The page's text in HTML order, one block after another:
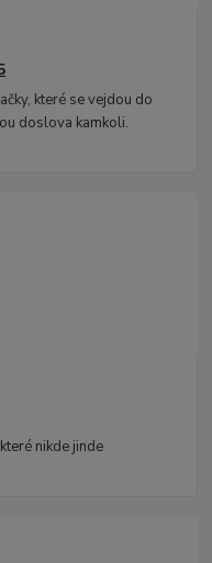
které se vejdou do
doslova kamkoli.
nikde jinde